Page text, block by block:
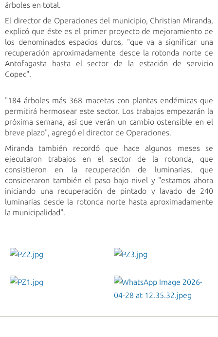
árboles en total.
El director de Operaciones del municipio, Christian Miranda,
explicó que éste es el primer proyecto de mejoramiento de
los denominados espacios duros, "que va a significar una
recuperación aproximadamente desde la rotonda norte de
Antofagasta hasta el sector de la estación de servicio
Copec".
"184 árboles más 368 macetas con plantas endémicas que
permitirá hermosear este sector. Los trabajos empezarán la
próxima semana, así que verán un cambio ostensible en el
breve plazo", agregó el director de Operaciones.
Miranda también recordó que hace algunos meses se
ejecutaron trabajos en el sector de la rotonda, que
consistieron en la recuperación de luminarias, que
consideraron también el paso bajo nivel y "estamos ahora
iniciando una recuperación de pintado y lavado de 240
luminarias desde la rotonda norte hasta aproximadamente
la municipalidad".
PZ2.jpg PZ3.jpg
PZ1.jpg
WhatsApp Image 2026-04-28 at 12.35.32.jpeg